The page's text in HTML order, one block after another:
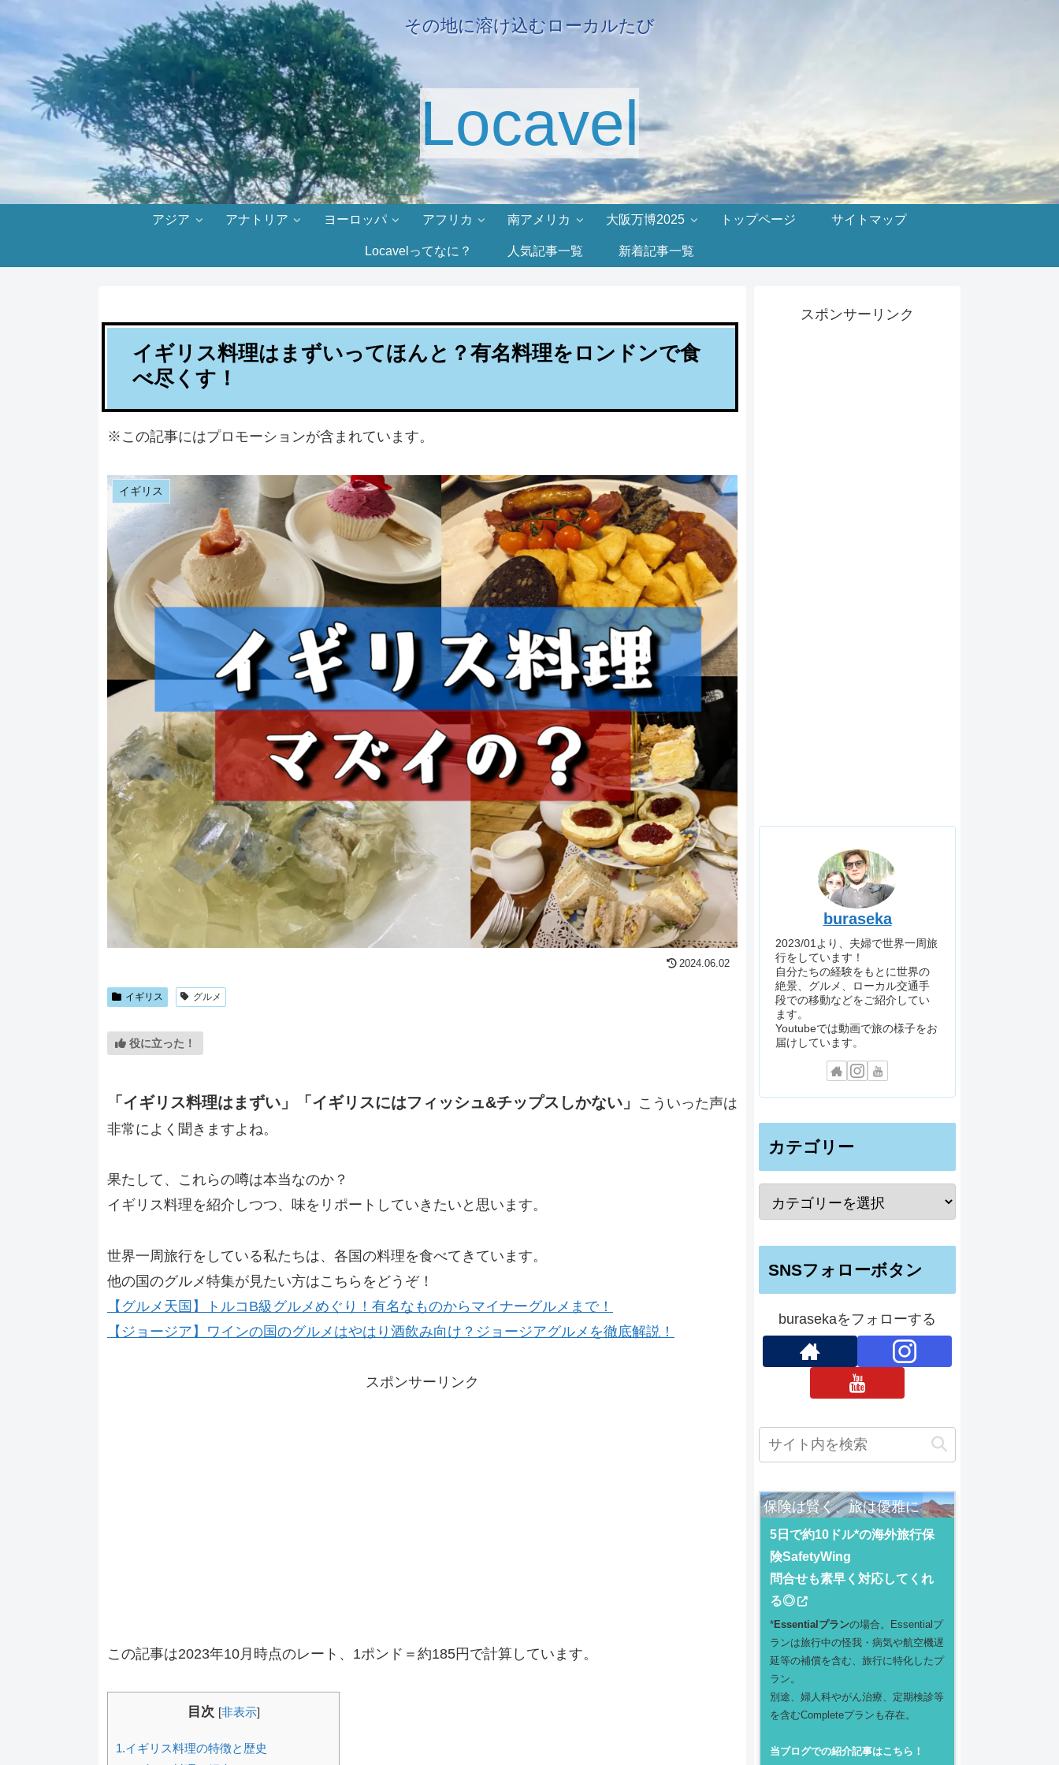
その地に溶け込むローカルたび
Locavel
アジア アナトリア ヨーロッパ アフリカ 南アメリカ 大阪万博2025 トップページ サイトマップ
Locavelってなに？ 人気記事一覧 新着記事一覧
イギリス料理はまずいってほんと？有名料理をロンドンで食
べ尽くす！
※この記事にはプロモーションが含まれています。
イギリス
2024.06.02
イギリス グルメ
役に立った！
「イギリス料理はまずい」「イギリスにはフィッシュ&チップスしかない」
こういった声は
非常によく聞きますよね。
果たして、これらの噂は本当なのか？
イギリス料理を紹介しつつ、味をリポートしていきたいと思います。
世界一周旅行をしている私たちは、各国の料理を食べてきています。
他の国のグルメ特集が見たい方はこちらをどうぞ！
【グルメ天国】トルコB級グルメめぐり！有名なものからマイナーグルメまで！
【ジョージア】ワインの国のグルメはやはり酒飲み向け？ジョージアグルメを徹底解説！
スポンサーリンク
この記事は2023年10月時点のレート、1ポンド＝約185円で計算しています。
目次 [非表示]
1.イギリス料理の特徴と歴史
スポンサーリンク
buraseka
2023/01より、夫婦で世界一周旅
行をしています！
自分たちの経験をもとに世界の
絶景、グルメ、ローカル交通手
段での移動などをご紹介してい
ます。
Youtubeでは動画で旅の様子をお
届けしています。
カテゴリー
SNSフォローボタン
burasekaをフォローする
保険は賢く、旅は優雅に
5日で約10ドル*の海外旅行保
険SafetyWing
問合せも素早く対応してくれ
る◎
*Essentialプランの場合。Essentialプ
ランは旅行中の怪我・病気や航空機遅
延等の補償を含む、旅行に特化したプ
ラン。
別途、婦人科やがん治療、定期検診等
を含むCompleteプランも存在。
当ブログでの紹介記事はこちら！